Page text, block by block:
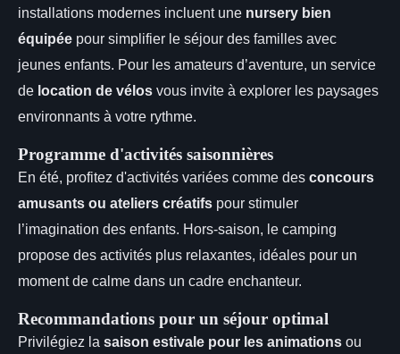
installations modernes incluent une nursery bien
équipée pour simplifier le séjour des familles avec
jeunes enfants. Pour les amateurs d’aventure, un service
de location de vélos vous invite à explorer les paysages
environnants à votre rythme.
Programme d'activités saisonnières
En été, profitez d'activités variées comme des concours
amusants ou ateliers créatifs pour stimuler
l’imagination des enfants. Hors-saison, le camping
propose des activités plus relaxantes, idéales pour un
moment de calme dans un cadre enchanteur.
Recommandations pour un séjour optimal
Privilégiez la saison estivale pour les animations ou